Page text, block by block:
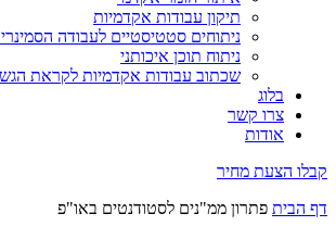
תיקון עבודות אקדמיות
ניתוחים סטטיסטיים לעבודה
ניתוח תוכן איכותני
שכתוב עבודות אקדמיות לקראת
בלוג
צרו קשר
אודות
קבלו הצעת מחיר
דף הבית פתרון ממ"נים לסטודנטים באו"פ